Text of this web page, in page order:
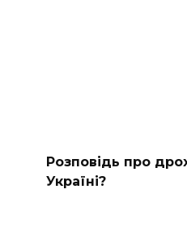
Розповідь про
Україні?